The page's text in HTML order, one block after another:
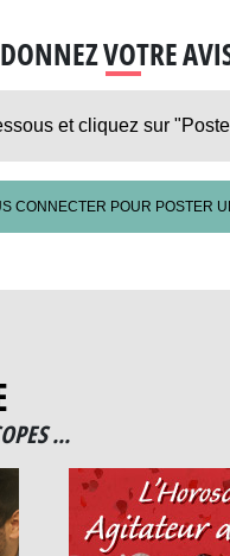
DONNEZ VOTRE
et cliquez sur
CONNECTER POUR POSTER
...